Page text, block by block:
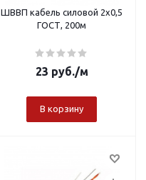
ШВВП кабель силовой 2х0,5
ГОСТ, 200м
23 руб./м
В корзину